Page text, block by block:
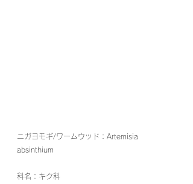
ニガヨモギ/ワームウッド：Artemisia
absinthium
科名：キク科